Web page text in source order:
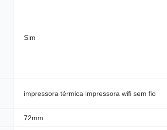
Sim
impressora térmica impressora wifi sem fio
72mm